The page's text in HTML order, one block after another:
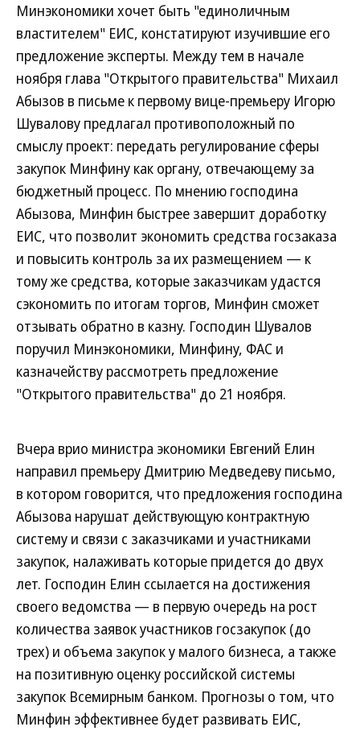
Минэкономики хочет быть "единоличным
властителем" ЕИС, констатируют изучившие его
предложение эксперты. Между тем в начале
ноября глава "Открытого правительства" Михаил
Абызов в письме к первому вице-премьеру Игорю
Шувалову предлагал противоположный по
смыслу проект: передать регулирование сферы
закупок Минфину как органу, отвечающему за
бюджетный процесс. По мнению господина
Абызова, Минфин быстрее завершит доработку
ЕИС, что позволит экономить средства госзаказа
и повысить контроль за их размещением — к
тому же средства, которые заказчикам удастся
сэкономить по итогам торгов, Минфин сможет
отзывать обратно в казну. Господин Шувалов
поручил Минэкономики, Минфину, ФАС и
казначейству рассмотреть предложение
"Открытого правительства" до 21 ноября.
Вчера врио министра экономики Евгений Елин
направил премьеру Дмитрию Медведеву письмо,
в котором говорится, что предложения господина
Абызова нарушат действующую контрактную
систему и связи с заказчиками и участниками
закупок, налаживать которые придется до двух
лет. Господин Елин ссылается на достижения
своего ведомства — в первую очередь на рост
количества заявок участников госзакупок (до
трех) и объема закупок у малого бизнеса, а также
на позитивную оценку российской системы
закупок Всемирным банком. Прогнозы о том, что
Минфин эффективнее будет развивать ЕИС,